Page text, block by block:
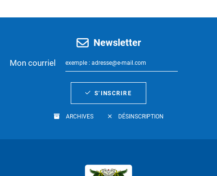
Newsletter
Mon courriel
S’INSCRIRE
ARCHIVES DÉSINSCRIPTION